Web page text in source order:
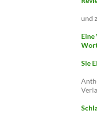
und
Eine
Sie